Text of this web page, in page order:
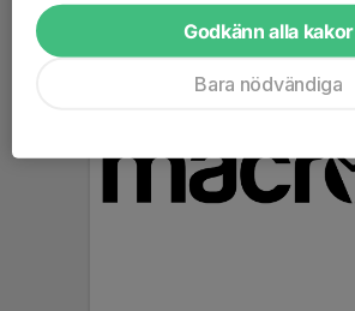
Godkänn alla kakor
Bara nödvändiga